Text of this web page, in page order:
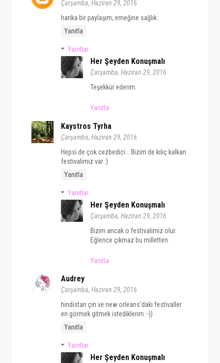
Çarşamba, Haziran 29, 2016
harika bir paylaşım, emeğine sağlık..
Yanıtla
Yanıtlar
Her Şeyden Konuşmalı
Çarşamba, Haziran 29, 2016
Teşekkür ederim.
Yanıtla
Kaystros Tyrha
Çarşamba, Haziran 29, 2016
Hepsi de çok cezbedici... Bizim de kılıç kalkan
festivalimiz var :)
Yanıtla
Yanıtlar
Her Şeyden Konuşmalı
Çarşamba, Haziran 29, 2016
Bizim ancak o festivalimiz olur.
Eğlence çıkmaz bu milletten.
Yanıtla
Audrey
Çarşamba, Haziran 29, 2016
hindistan çin ve new orleans'daki festivaller
en görmek gitmek istediklerim :-))
Yanıtla
Yanıtlar
Her Şeyden Konuşmalı